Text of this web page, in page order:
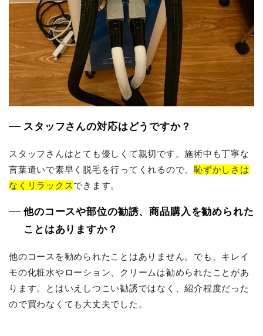
スタッフさんの対応はどうですか？
スタッフさんはとても優しくて親切です。施術中も丁寧な
言葉遣いで素早く脱毛を行ってくれるので、恥ずかしさは
なくリラックスできます。
他のコースや部位の勧誘、商品購入を勧められた
ことはありますか？
他のコースを勧められたことはありません。でも、キレイ
モの化粧水やローション、クリームは勧められたことがあ
ります。とはいえしつこい勧誘ではなく、紹介程度だった
ので買わなくても大丈夫でした。